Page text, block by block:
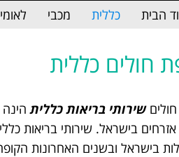
הבית כללית מכבי
חולים כללית
שירותי בריאות כללית
אזרחים בישראל. שירותי בריאות
בישראל ובשנים האחרונות